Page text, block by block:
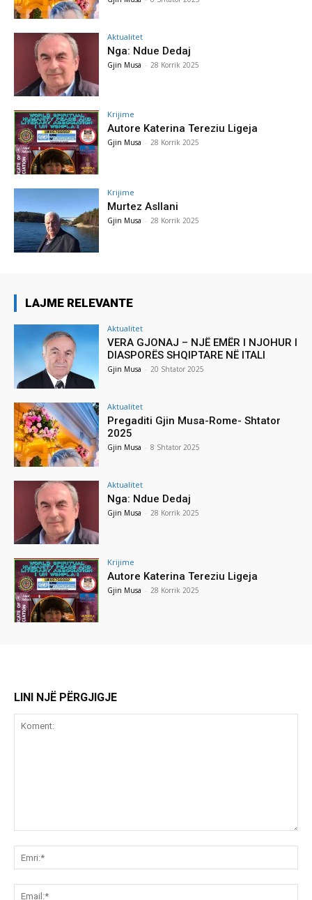
Aktualitet
Nga: Ndue Dedaj
Gjin Musa - 28 Korrik 2025
Krijime
Autore Katerina Tereziu Ligeja
Gjin Musa - 28 Korrik 2025
Krijime
Murtez Asllani
Gjin Musa - 28 Korrik 2025
LAJME RELEVANTE
Aktualitet
VERA GJONAJ – NJË EMËR I NJOHUR I
DIASPORËS SHQIPTARE NË ITALI
Gjin Musa - 20 Shtator 2025
Aktualitet
Pregaditi Gjin Musa-Rome- Shtator
2025
Gjin Musa - 8 Shtator 2025
Aktualitet
Nga: Ndue Dedaj
Gjin Musa - 28 Korrik 2025
Krijime
Autore Katerina Tereziu Ligeja
Gjin Musa - 28 Korrik 2025
LINI NJË PËRGJIGJE